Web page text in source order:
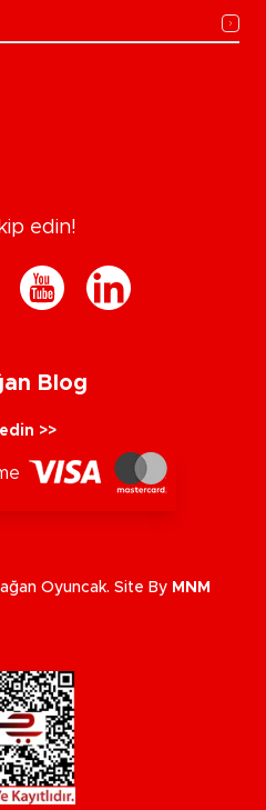
edin!
Blog
>>
Oyuncak. Site By MNM